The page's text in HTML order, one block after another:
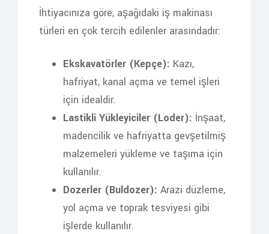
İhtiyacınıza göre, aşağıdaki iş makinası
türleri en çok tercih edilenler arasındadır:
Ekskavatörler (Kepçe): Kazı,
hafriyat, kanal açma ve temel işleri
için idealdir.
Lastikli Yükleyiciler (Loder): İnşaat,
madencilik ve hafriyatta gevşetilmiş
malzemeleri yükleme ve taşıma için
kullanılır.
Dozerler (Buldozer): Arazi düzleme,
yol açma ve toprak tesviyesi gibi
işlerde kullanılır.